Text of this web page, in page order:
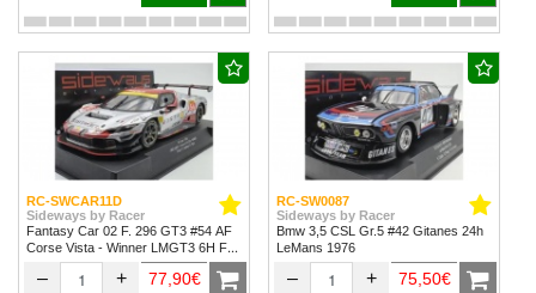
RC-SWCAR11D
Sideways by Racer
Fantasy Car 02 F. 296 GT3 #54 AF
Corse Vista - Winner LMGT3 6H Fuji
– + 77,90€
RC-SW0087
Sideways by Racer
Bmw 3,5 CSL Gr.5 #42 Gitanes 24h
LeMans 1976
– + 75,50€